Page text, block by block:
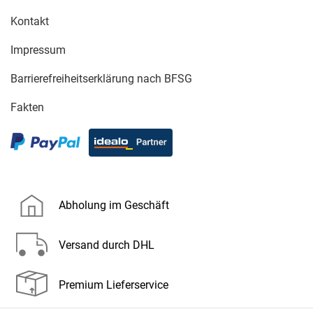
Kontakt
Impressum
Barrierefreiheitserklärung nach BFSG
Fakten
Abholung im Geschäft
Versand durch DHL
Premium Lieferservice